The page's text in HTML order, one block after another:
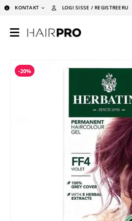
KONTAKT LOGI SISSE / REGISTREERU
-20%